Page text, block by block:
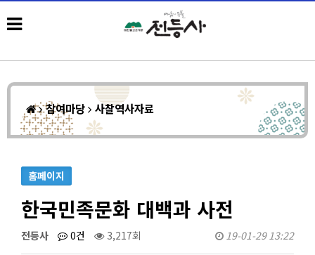
참여마당 사찰역사자료
홈페이지
한국민족문화 대백과 사전
전등사 0건 3,217회 19-01-29 13:22